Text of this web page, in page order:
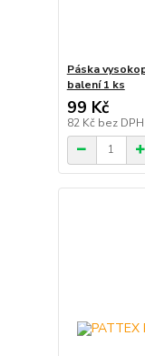
Páska
balení 1 ks
99 Kč
82 Kč bez DPH